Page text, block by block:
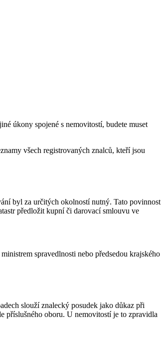
úkony spojené s nemovitostí, budete muset
všech registrovaných znalců, kteří jsou
byl za určitých okolností nutný. Tato povinnost
předložit kupní či darovací smlouvu ve
spravedlnosti nebo předsedou krajského
slouží znalecký posudek jako důkaz při
příslušného oboru. U nemovitostí je to zpravidla